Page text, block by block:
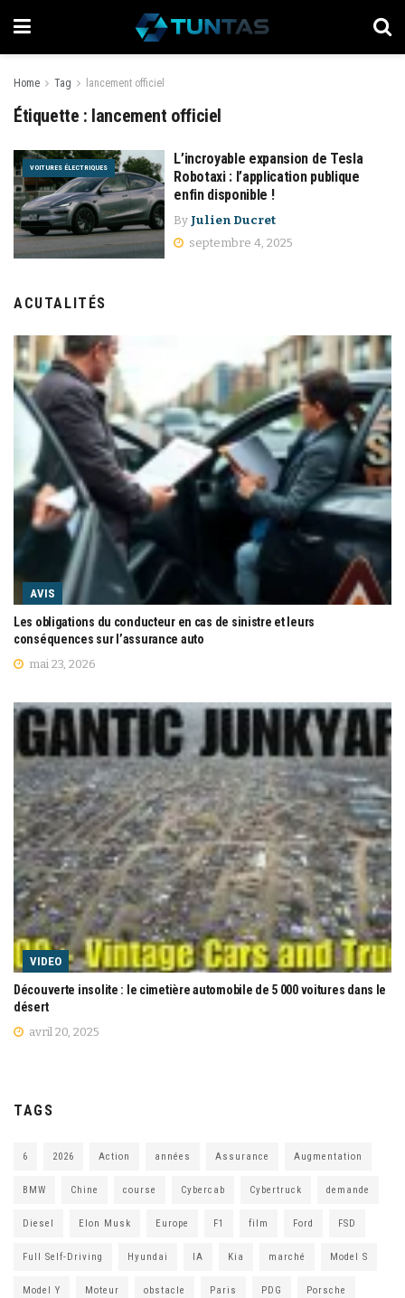
Home Tag lancement officiel
Étiquette : lancement officiel
VOITURES ÉLECTRIQUES
L’incroyable expansion de Tesla
Robotaxi : l’application publique
enfin disponible !
By Julien Ducret
septembre 4, 2025
ACUTALITÉS
AVIS
Les obligations du conducteur en cas de sinistre et leurs
conséquences sur l’assurance auto
mai 23, 2026
VIDEO
Découverte insolite : le cimetière automobile de 5 000 voitures dans le
désert
avril 20, 2025
TAGS
6 2026 Action années Assurance Augmentation
BMW Chine course Cybercab Cybertruck demande
Diesel Elon Musk Europe F1 film Ford FSD
Full Self-Driving Hyundai IA Kia marché Model S
Model Y Moteur obstacle Paris PDG Porsche